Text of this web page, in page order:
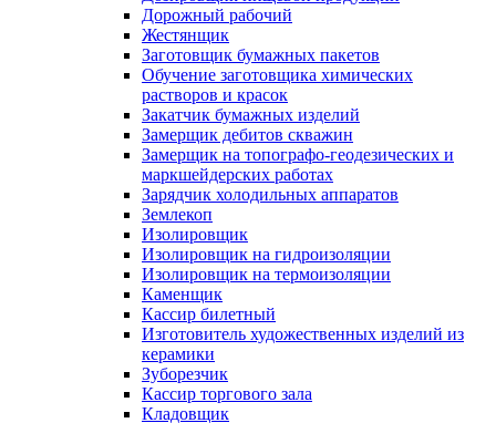
Дорожный рабочий
Жестянщик
Заготовщик бумажных пакетов
Обучение заготовщика химических
растворов и красок
Закатчик бумажных изделий
Замерщик дебитов скважин
Замерщик на топографо-геодезических и
маркшейдерских работах
Зарядчик холодильных аппаратов
Землекоп
Изолировщик
Изолировщик на гидроизоляции
Изолировщик на термоизоляции
Каменщик
Кассир билетный
Изготовитель художественных изделий из
керамики
Зуборезчик
Кассир торгового зала
Кладовщик